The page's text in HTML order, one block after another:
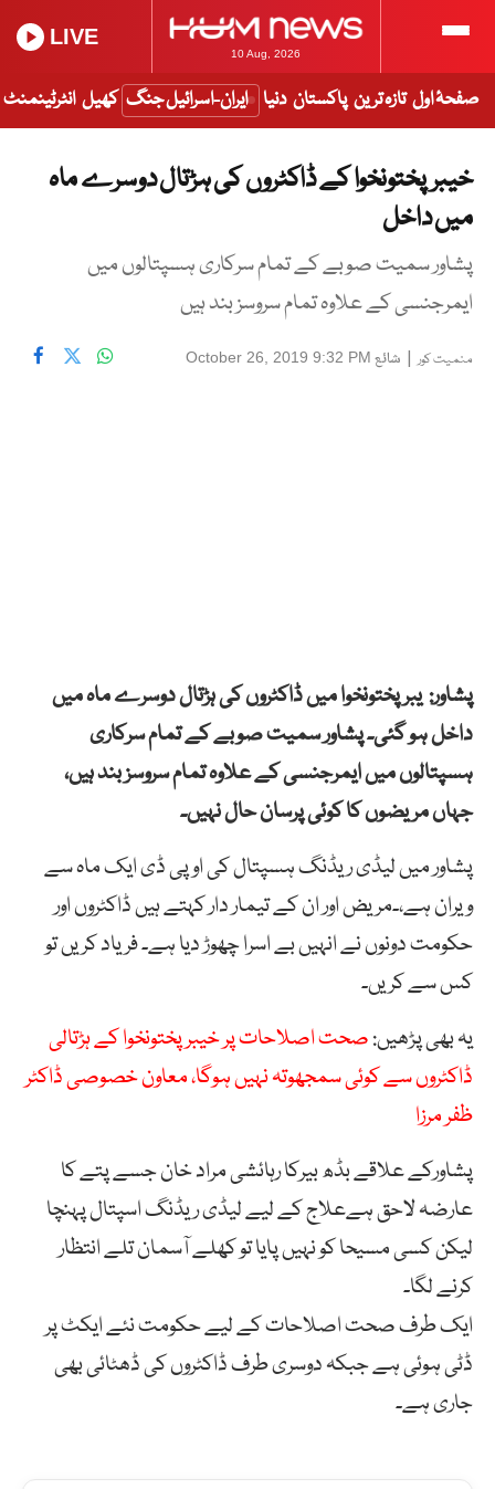
10 Aug, 2026
LIVE
صفحۂ اول تازہ ترین پاکستان دنیا ایران-اسرائیل جنگ کھیل انٹرٹینمنٹ
خیبرپختونخوا کے ڈاکٹروں کی ہڑتال دوسرے ماہ
میں داخل
پشاور سمیت صوبے کے تمام سرکاری ہسپتالوں میں
ایمرجنسی کے علاوہ تمام سروسز بند ہیں
منمیت کور| شائع October 26, 2019 9:32 PM
پشاور: یبرپختونخوا میں ڈاکٹروں کی ہڑتال دوسرے ماہ میں
داخل ہو گئی۔ پشاور سمیت صوبے کے تمام سرکاری
ہسپتالوں میں ایمرجنسی کے علاوہ تمام سروسز بند ہیں،
جہاں مریضوں کا کوئی پرسان حال نہیں۔
پشاور میں لیڈی ریڈنگ ہسپتال کی او پی ڈی ایک ماہ سے
ویران ہے،۔مریض اور ان کے تیمار دار کہتے ہیں ڈاکٹروں اور
حکومت دونوں نے انہیں بے اسرا چھوڑ دیا ہے۔ فریاد کریں تو
کس سے کریں۔
یہ بھی پڑھیں:صحت اصلاحات پر خیبر پختونخوا کے ہڑتالی
ڈاکٹروں سے کوئی سمجھوتہ نہیں ہوگا، معاون خصوصی ڈاکٹر
ظفر مرزا
پشاورکے علاقے بڈھ بیرکا رہائشی مراد خان جسے پتے کا
عارضہ لاحق ہےعلاج کے لیے لیڈی ریڈنگ اسپتال پہنچا
لیکن کسی مسیحا کو نہیں پایا تو کھلے آسمان تلے انتظار
کرنے لگا۔
ایک طرف صحت اصلاحات کے لیے حکومت نئے ایکٹ پر
ڈٹی ہوئی ہے جبکہ دوسری طرف ڈاکٹروں کی ڈھٹائی بھی
جاری ہے۔